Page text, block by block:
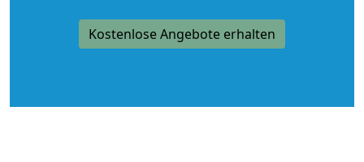
Kostenlose Angebote erhalten